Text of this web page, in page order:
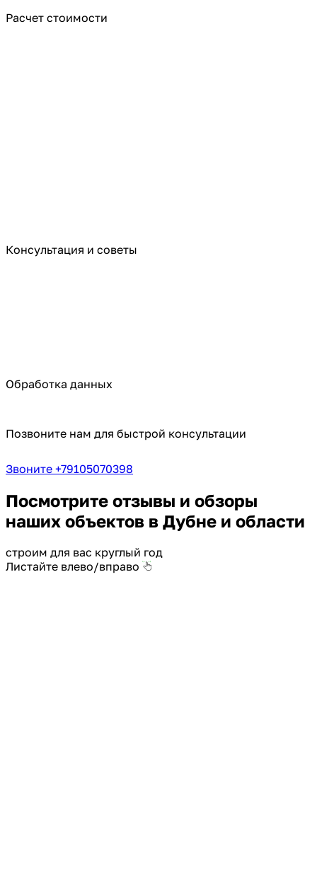
Расчет стоимости
Консультация и советы
Обработка данных
Позвоните нам для быстрой консультации
Звоните +79105070398
Посмотрите отзывы и обзоры
наших объектов в Дубне и области
строим для вас круглый год
Листайте влево/вправо